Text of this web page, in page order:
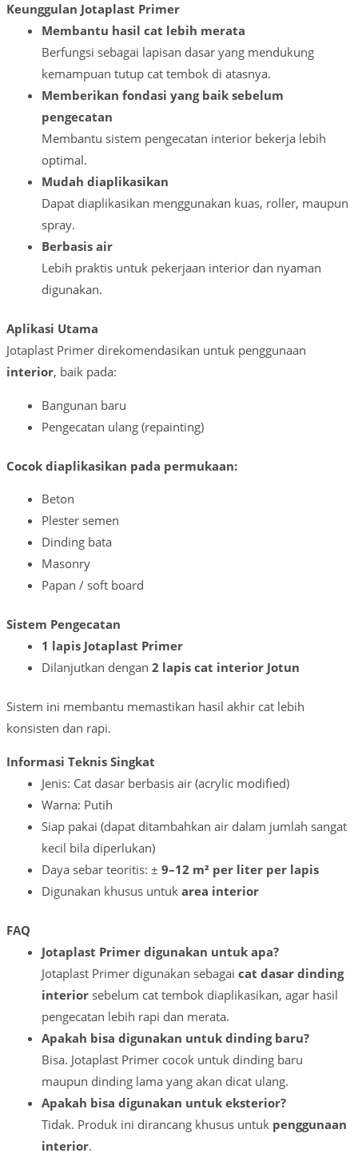
Keunggulan Jotaplast Primer
Membantu hasil cat lebih merata
Berfungsi sebagai lapisan dasar yang mendukung
kemampuan tutup cat tembok di atasnya.
Memberikan fondasi yang baik sebelum
pengecatan
Membantu sistem pengecatan interior bekerja lebih
optimal.
Mudah diaplikasikan
Dapat diaplikasikan menggunakan kuas, roller, maupun
spray.
Berbasis air
Lebih praktis untuk pekerjaan interior dan nyaman
digunakan.
Aplikasi Utama
Jotaplast Primer direkomendasikan untuk penggunaan
interior, baik pada:
Bangunan baru
Pengecatan ulang (repainting)
Cocok diaplikasikan pada permukaan:
Beton
Plester semen
Dinding bata
Masonry
Papan / soft board
Sistem Pengecatan
1 lapis Jotaplast Primer
Dilanjutkan dengan 2 lapis cat interior Jotun
Sistem ini membantu memastikan hasil akhir cat lebih
konsisten dan rapi.
Informasi Teknis Singkat
Jenis: Cat dasar berbasis air (acrylic modified)
Warna: Putih
Siap pakai (dapat ditambahkan air dalam jumlah sangat
kecil bila diperlukan)
Daya sebar teoritis: ± 9–12 m² per liter per lapis
Digunakan khusus untuk area interior
FAQ
Jotaplast Primer digunakan untuk apa?
Jotaplast Primer digunakan sebagai cat dasar dinding
interiorsebelum cat tembok diaplikasikan, agar hasil
pengecatan lebih rapi dan merata.
Apakah bisa digunakan untuk dinding baru?
Bisa. Jotaplast Primer cocok untuk dinding baru
maupun dinding lama yang akan dicat ulang.
Apakah bisa digunakan untuk eksterior?
Tidak. Produk ini dirancang khusus untuk penggunaan
interior.